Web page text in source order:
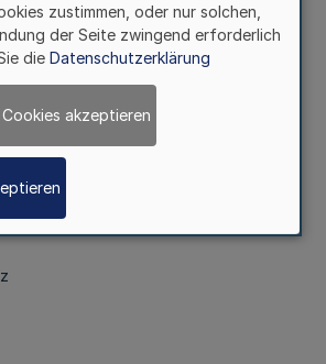
Dienstes mit Ausnahme des
und Tarifrechts; kommunales
Katasterwesen
zustimmen, oder nur solchen,
der Seite zwingend erforderlich
die Datenschutzerklärung
akzeptieren